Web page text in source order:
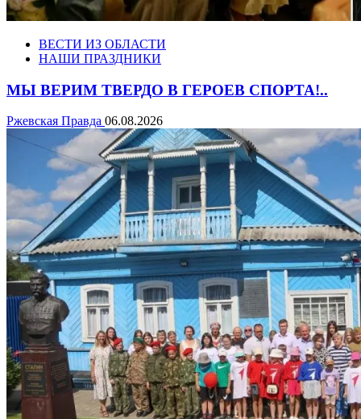
ВЕСТИ ИЗ ОБЛАСТИ
НАШИ ПРАЗДНИКИ
МЫ ВЕРИМ ТВЕРДО В ГЕРОЕВ СПОРТА!..
Ржевская Правда 06.08.2026